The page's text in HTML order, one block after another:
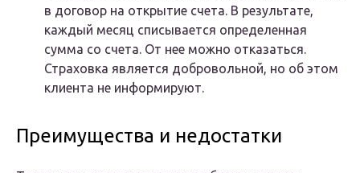
в договор на открытие счета. В результате,
каждый месяц списывается определенная
сумма со счета. От нее можно отказаться.
Страховка является добровольной, но об этом
клиента не информируют.
Преимущества и недостатки